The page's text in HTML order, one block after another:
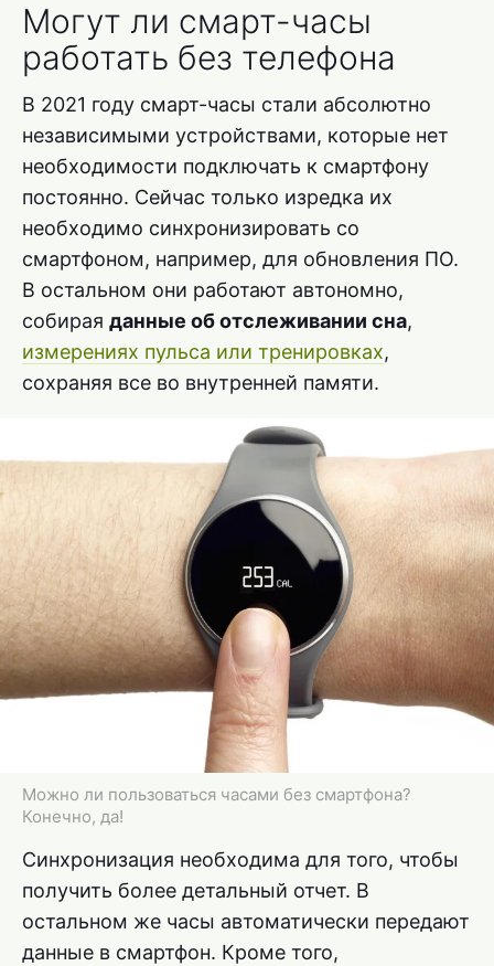
Могут ли смарт-часы
работать без телефона
В 2021 году смарт-часы стали абсолютно
независимыми устройствами, которые нет
необходимости подключать к смартфону
постоянно. Сейчас только изредка их
необходимо синхронизировать со
смартфоном, например, для обновления ПО.
В остальном они работают автономно,
собирая данные об отслеживании сна,
измерениях пульса или тренировках,
сохраняя все во внутренней памяти.
Можно ли пользоваться часами без смартфона?
Конечно, да!
Синхронизация необходима для того, чтобы
получить более детальный отчет. В
остальном же часы автоматически передают
данные в смартфон. Кроме того,